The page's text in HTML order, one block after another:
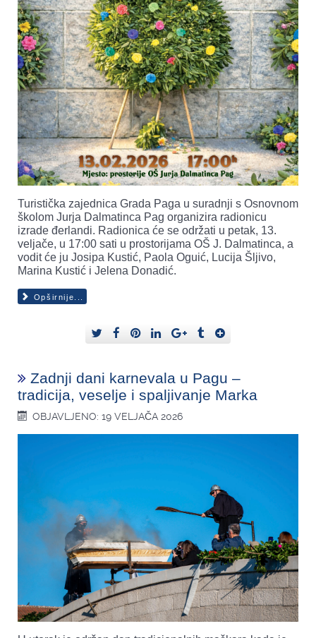
Turistička zajednica Grada Paga u suradnji s Osnovnom
školom Jurja Dalmatinca Pag organizira radionicu
izrade đerlandi. Radionica će se održati u petak, 13.
veljače, u 17:00 sati u prostorijama OŠ J. Dalmatinca, a
vodit će ju Josipa Kustić, Paola Oguić, Lucija Šljivo,
Marina Kustić i Jelena Donadić.
Opširnije...
Zadnji dani karnevala u Pagu –
tradicija, veselje i spaljivanje Marka
OBJAVLJENO: 19 VELJAČA 2026